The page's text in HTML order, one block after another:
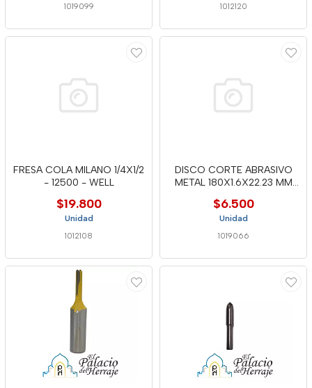
1019099 1012120
FRESA COLA MILANO 1/4X1/2
- 12500 - WELL
$19.800
Unidad
1012108
DISCO CORTE ABRASIVO
METAL 180X1.6X22.23 MM
$6.500
Unidad
1019066